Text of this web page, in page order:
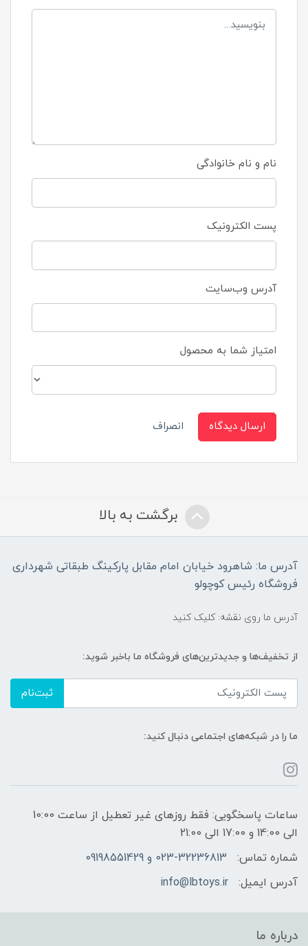
نام و نام خانوادگی
پست الکترونیک
آدرس وب‌سایت
امتیاز شما به محصول
ارسال دیدگاه انصراف
برگشت به بالا
آدرس ما: شاهرود خیابان امام مقابل پارکینگ طبقاتی شهرداری
فروشگاه رئیس کوچولو
آدرس ما روی نقشه: کلیک کنید
از تخفیف‌ها و جدیدترین‌های فروشگاه ما باخبر شوید:
ثبت‌نام
ما را در شبکه‌های اجتماعی دنبال کنید:
ساعات پاسخگویی: فقط روزهای غیر تعطیل از ساعت 10:00
الی 14:00 و 17:00 الی 21:00
شماره تماس:
023-32236813 و 09198551429
آدرس ایمیل:
info@lbtoys.ir
درباره ما